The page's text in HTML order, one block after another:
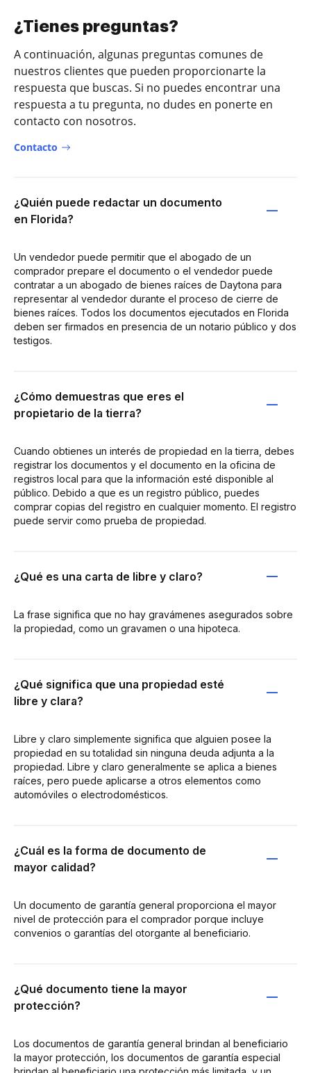
¿Tienes preguntas?
A continuación, algunas preguntas comunes de
nuestros clientes que pueden proporcionarte la
respuesta que buscas. Si no puedes encontrar una
respuesta a tu pregunta, no dudes en ponerte en
contacto con nosotros.
Contacto
¿Quién puede redactar un documento
en Florida?
Un vendedor puede permitir que el abogado de un
comprador prepare el documento o el vendedor puede
contratar a un abogado de bienes raíces de Daytona para
representar al vendedor durante el proceso de cierre de
bienes raíces. Todos los documentos ejecutados en Florida
deben ser firmados en presencia de un notario público y dos
testigos.
¿Cómo demuestras que eres el
propietario de la tierra?
Cuando obtienes un interés de propiedad en la tierra, debes
registrar los documentos y el documento en la oficina de
registros local para que la información esté disponible al
público. Debido a que es un registro público, puedes
comprar copias del registro en cualquier momento. El registro
puede servir como prueba de propiedad.
¿Qué es una carta de libre y claro?
La frase significa que no hay gravámenes asegurados sobre
la propiedad, como un gravamen o una hipoteca.
¿Qué significa que una propiedad esté
libre y clara?
Libre y claro simplemente significa que alguien posee la
propiedad en su totalidad sin ninguna deuda adjunta a la
propiedad. Libre y claro generalmente se aplica a bienes
raíces, pero puede aplicarse a otros elementos como
automóviles o electrodomésticos.
¿Cuál es la forma de documento de
mayor calidad?
Un documento de garantía general proporciona el mayor
nivel de protección para el comprador porque incluye
convenios o garantías del otorgante al beneficiario.
¿Qué documento tiene la mayor
protección?
Los documentos de garantía general brindan al beneficiario
la mayor protección, los documentos de garantía especial